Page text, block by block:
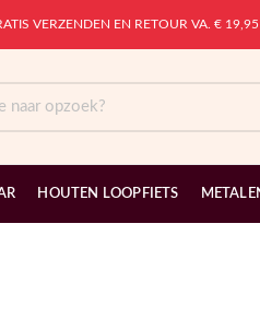
VERZENDEN EN RETOUR VA. € 19,95
HOUTEN LOOPFIETS